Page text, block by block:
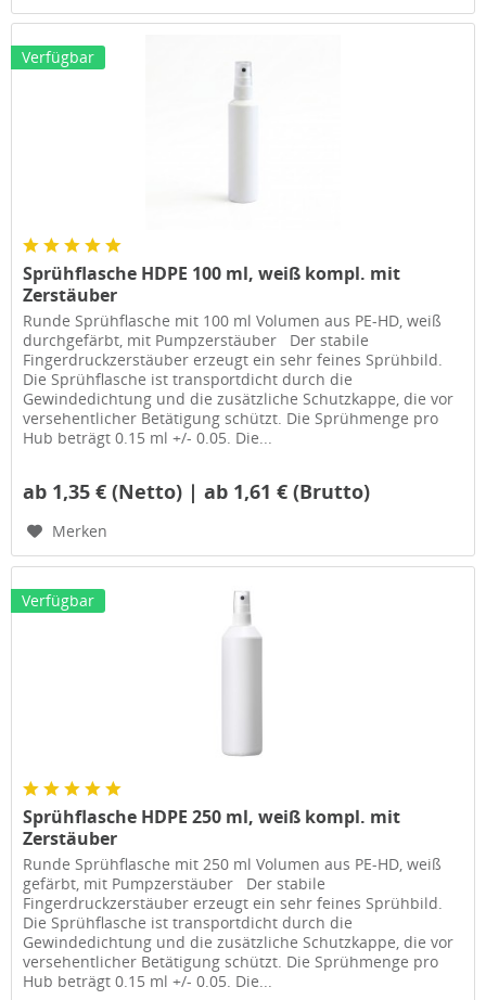
Verfügbar
Sprühflasche HDPE 100 ml, weiß kompl. mit
Zerstäuber
Runde Sprühflasche mit 100 ml Volumen aus PE-HD, weiß
durchgefärbt, mit Pumpzerstäuber Der stabile
Fingerdruckzerstäuber erzeugt ein sehr feines Sprühbild.
Die Sprühflasche ist transportdicht durch die
Gewindedichtung und die zusätzliche Schutzkappe, die vor
versehentlicher Betätigung schützt. Die Sprühmenge pro
Hub beträgt 0.15 ml +/- 0.05. Die...
ab 1,35 € (Netto) | ab 1,61 € (Brutto)
Merken
Verfügbar
Sprühflasche HDPE 250 ml, weiß kompl. mit
Zerstäuber
Runde Sprühflasche mit 250 ml Volumen aus PE-HD, weiß
gefärbt, mit Pumpzerstäuber Der stabile
Fingerdruckzerstäuber erzeugt ein sehr feines Sprühbild.
Die Sprühflasche ist transportdicht durch die
Gewindedichtung und die zusätzliche Schutzkappe, die vor
versehentlicher Betätigung schützt. Die Sprühmenge pro
Hub beträgt 0.15 ml +/- 0.05. Die...